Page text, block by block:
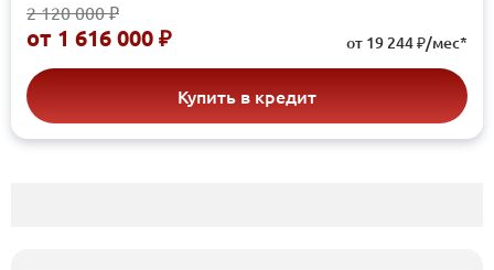
2 120 000 ₽
от 1 616 000 ₽ от 19 244 ₽/мес*
Купить в кредит